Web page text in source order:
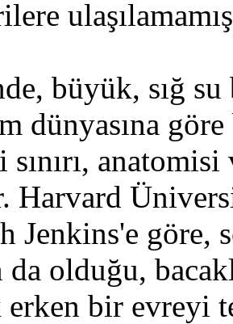
büyük, sığ su
dünyasına
sınırı,
Harvard
Jenkins'e göre,
da olduğu,
bir evreyi